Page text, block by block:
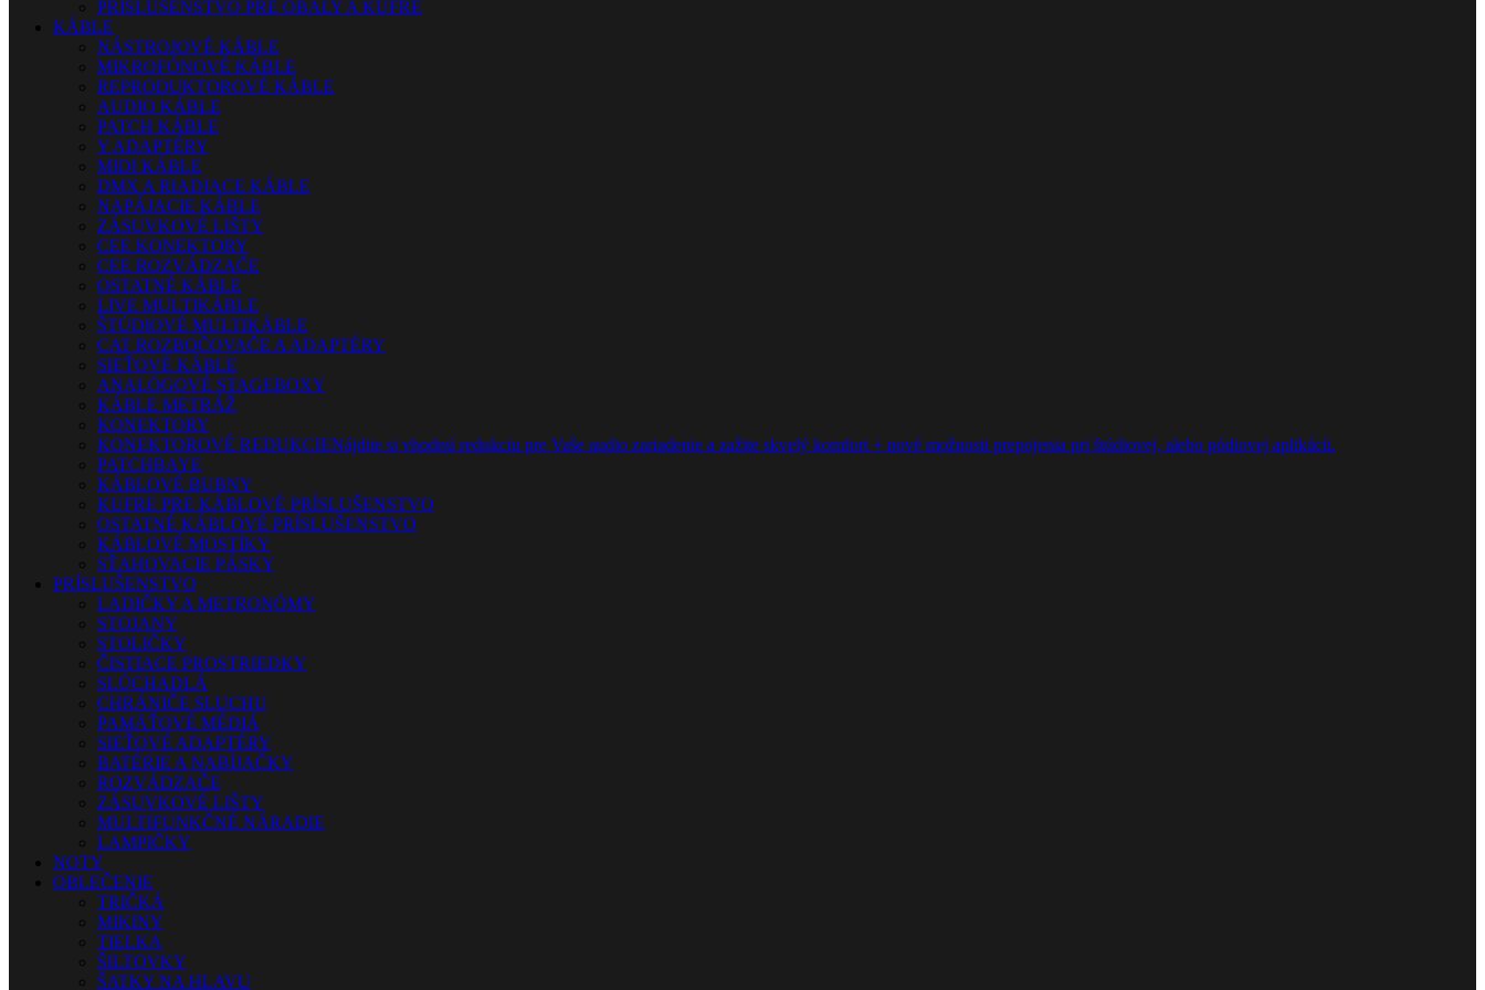
PRÍSLUŠENSTVO PRE OBALY A KUFRE
KÁBLE
NÁSTROJOVÉ KÁBLE
MIKROFÓNOVÉ KÁBLE
REPRODUKTOROVÉ KÁBLE
AUDIO KÁBLE
PATCH KÁBLE
Y ADAPTÉRY
MIDI KÁBLE
DMX A RIADIACE KÁBLE
NAPÁJACIE KÁBLE
ZÁSUVKOVÉ LIŠTY
CEE KONEKTORY
CEE ROZVÁDZAČE
OSTATNÉ KÁBLE
LIVE MULTIKÁBLE
ŠTÚDIOVÉ MULTIKÁBLE
CAT ROZBOČOVAČE A ADAPTÉRY
SIEŤOVÉ KÁBLE
ANALÓGOVÉ STAGEBOXY
KÁBLE METRÁŽ
KONEKTORY
KONEKTOROVÉ REDUKCIENájdite si vhodnú redukciu pre Vaše audio zariadenie a zažite skvelý komfort + nové možnosti prepojenia pri štúdiovej, alebo pódiovej aplikácii.
PATCHBAYE
KÁBLOVÉ BUBNY
KUFRE PRE KÁBLOVÉ PRÍSLUŠENSTVO
OSTATNÉ KÁBLOVÉ PRÍSLUŠENSTVO
KÁBLOVÉ MOSTÍKY
SŤAHOVACIE PÁSKY
PRÍSLUŠENSTVO
LADIČKY A METRONÓMY
STOJANY
STOLIČKY
ČISTIACE PROSTRIEDKY
SLÚCHADLÁ
CHRÁNIČE SLUCHU
PAMÄŤOVÉ MÉDIÁ
SIEŤOVÉ ADAPTÉRY
BATÉRIE A NABÍJAČKY
ROZVÁDZAČE
ZÁSUVKOVÉ LIŠTY
MULTIFUNKČNÉ NÁRADIE
LAMPIČKY
NOTY
OBLEČENIE
TRIČKÁ
MIKINY
TIELKA
ŠILTOVKY
ŠATKY NA HLAVU